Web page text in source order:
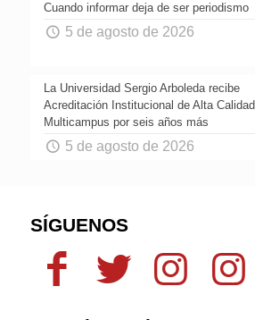
Cuando informar deja de ser periodismo
5 de agosto de 2026
La Universidad Sergio Arboleda recibe
Acreditación Institucional de Alta Calidad
Multicampus por seis años más
5 de agosto de 2026
SÍGUENOS